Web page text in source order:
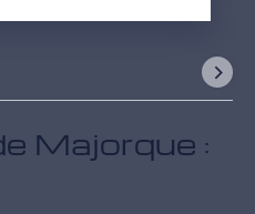
Majorque :